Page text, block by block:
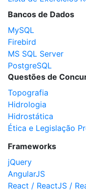
Bancos de Dados
MySQL
Firebird
MS SQL Server
PostgreSQL
Questões de
Topografia
Hidrologia
Hidrostática
Ética e Legislação
Frameworks
jQuery
AngularJS
React / ReactJS /